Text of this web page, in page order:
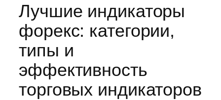
Лучшие индикаторы
форекс: категории,
типы и
эффективность
торговых индикаторов